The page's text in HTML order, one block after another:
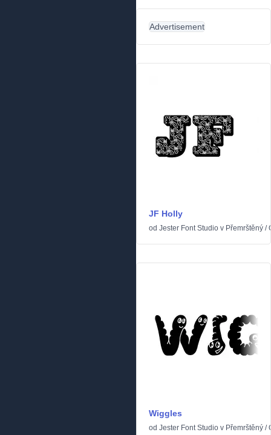
Advertisement
JF Holly
od Jester Font Studio v Přemrštěný /
Wiggles
od Jester Font Studio v Přemrštěný /